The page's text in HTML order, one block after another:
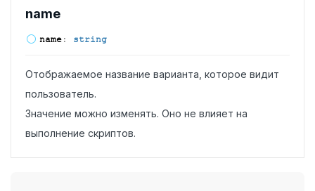
name
name: string
Отображаемое название варианта, которое видит
пользователь.
Значение можно изменять. Оно не влияет на
выполнение скриптов.